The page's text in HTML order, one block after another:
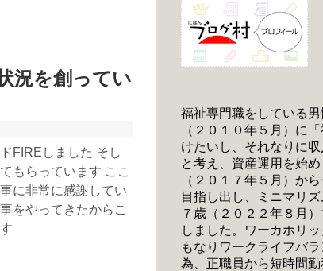
況を創ってい
FIREしました そし
もらっています ここ
に非常に感謝してい
をやってきたからこ
福祉専門職をしている
（２０１０年５月）に
けたいし、それなりに収
と考え、資産運用を始
（２０１７年５月）か
目指し出し、ミニマリ
７歳（２０２２年８月
しました。ワーカホリ
もなりワークライフバ
為、正職員から短時間